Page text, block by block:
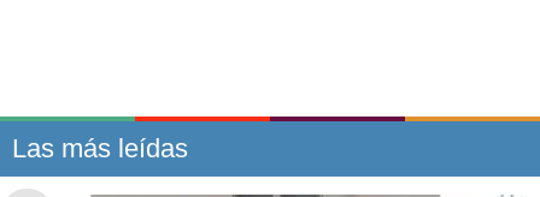
Las más leídas